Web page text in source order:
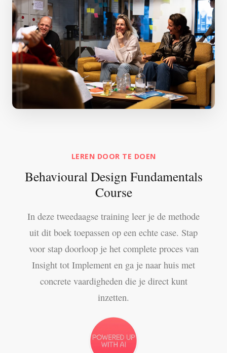
LEREN DOOR TE DOEN
Behavioural Design Fundamentals
Course
In deze tweedaagse training leer je de methode
uit dit boek toepassen op een echte case. Stap
voor stap doorloop je het complete proces van
Insight tot Implement en ga je naar huis met
concrete vaardigheden die je direct kunt
inzetten.